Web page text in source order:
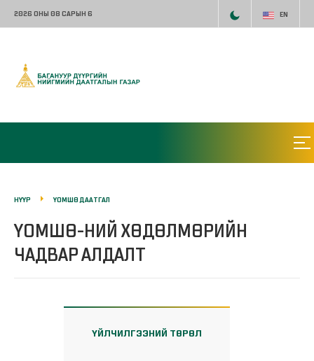
2026 ОНЫ 08 САРЫН 6 EN
НҮҮР ҮОМШӨ ДААТГАЛ
ҮОМШӨ-НИЙ ХӨДӨЛМӨРИЙН
ЧАДВАР АЛДАЛТ
ҮЙЛЧИЛГЭЭНИЙ ТӨРӨЛ